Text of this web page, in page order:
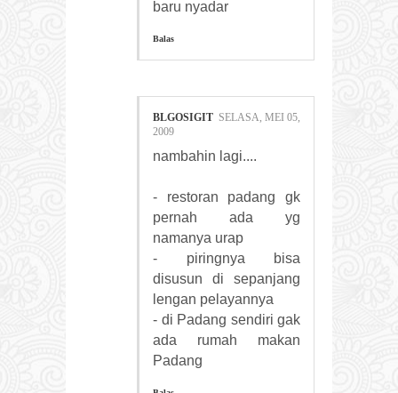
baru nyadar
Balas
BLGOSIGIT SELASA, MEI 05,
2009
nambahin lagi....
- restoran padang gk
pernah ada yg
namanya urap
- piringnya bisa
disusun di sepanjang
lengan pelayannya
- di Padang sendiri gak
ada rumah makan
Padang